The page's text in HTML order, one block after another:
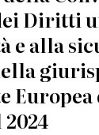
Diritti
e alla